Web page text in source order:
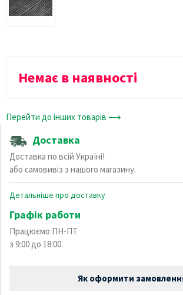
Немає в наявності
Перейти до інших товарів ⟶
Доставка
Доставка по всій Україні!
або самовивіз з нашого магазину.
Детальніше про доставку
Графік работи
Працюємо ПН-ПТ
з 9:00 до 18:00.
Як оформити